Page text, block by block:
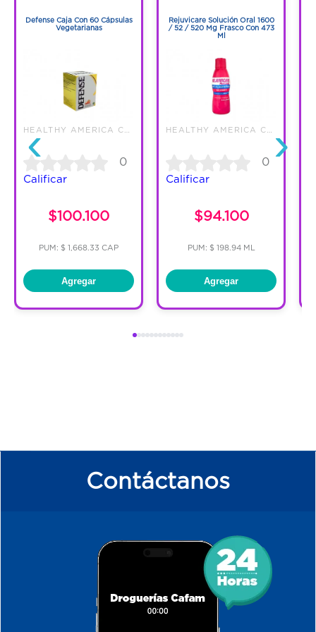
‹
Defense Caja Con 60 Cápsulas
Vegetarianas
0
Calificar
$100.100
PUM: $ 1,668.33 CAP
Agregar
Rejuvicare Solución Oral 1600
/ 52 / 520 Mg Frasco Con 473
Ml
0
Calificar
$94.100
PUM: $ 198.94 ML
Agregar
›
Contáctanos